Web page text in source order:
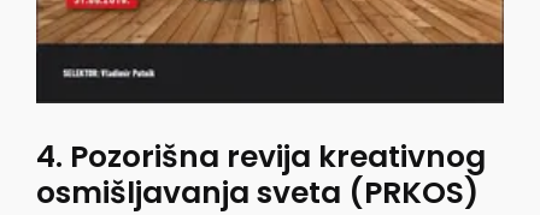
4. Pozorišna revija kreativnog
osmišljavanja sveta (PRKOS)